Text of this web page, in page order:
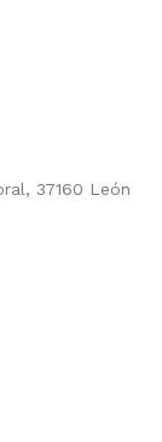
37160 León